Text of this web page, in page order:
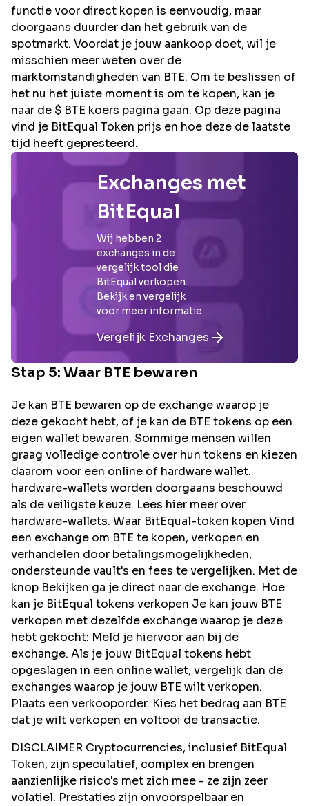
functie voor direct kopen is eenvoudig, maar
doorgaans duurder dan het gebruik van de
spotmarkt. Voordat je jouw aankoop doet, wil je
misschien meer weten over de
marktomstandigheden van BTE. Om te beslissen of
het nu het juiste moment is om te kopen, kan je
naar de $ BTE koers pagina gaan. Op deze pagina
vind je BitEqual Token prijs en hoe deze de laatste
tijd heeft gepresteerd.
Exchanges met
BitEqual
Wij hebben 2
exchanges in de
vergelijk tool die
BitEqualverkopen.
Bekijk en vergelijk
voor meer informatie.
Vergelijk Exchanges
Stap 5: Waar BTE bewaren
Je kan BTE bewaren op de exchange waarop je
deze gekocht hebt, of je kan de BTE tokens op een
eigen wallet bewaren. Sommige mensen willen
graag volledige controle over hun tokens en kiezen
daarom voor een online of hardware wallet.
hardware-wallets worden doorgaans beschouwd
als de veiligste keuze. Lees hier meer over
hardware-wallets. Waar BitEqual-token kopen Vind
een exchange om BTE te kopen, verkopen en
verhandelen door betalingsmogelijkheden,
ondersteunde vault's en fees te vergelijken. Met de
knop Bekijken ga je direct naar de exchange. Hoe
kan je BitEqual tokens verkopen Je kan jouw BTE
verkopen met dezelfde exchange waarop je deze
hebt gekocht: Meld je hiervoor aan bij de
exchange. Als je jouw BitEqual tokens hebt
opgeslagen in een online wallet, vergelijk dan de
exchanges waarop je jouw BTE wilt verkopen.
Plaats een verkooporder. Kies het bedrag aan BTE
dat je wilt verkopen en voltooi de transactie.
DISCLAIMER Cryptocurrencies, inclusief BitEqual
Token, zijn speculatief, complex en brengen
aanzienlijke risico's met zich mee - ze zijn zeer
volatiel. Prestaties zijn onvoorspelbaar en